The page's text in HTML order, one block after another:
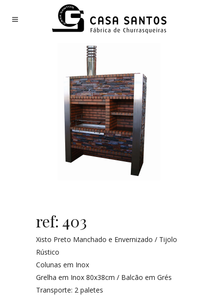
ref: 403
Xisto Preto Manchado e Envernizado / Tijolo
Rústico
Colunas em Inox
Grelha em Inox 80x38cm / Balcão em Grés
Transporte: 2 paletes